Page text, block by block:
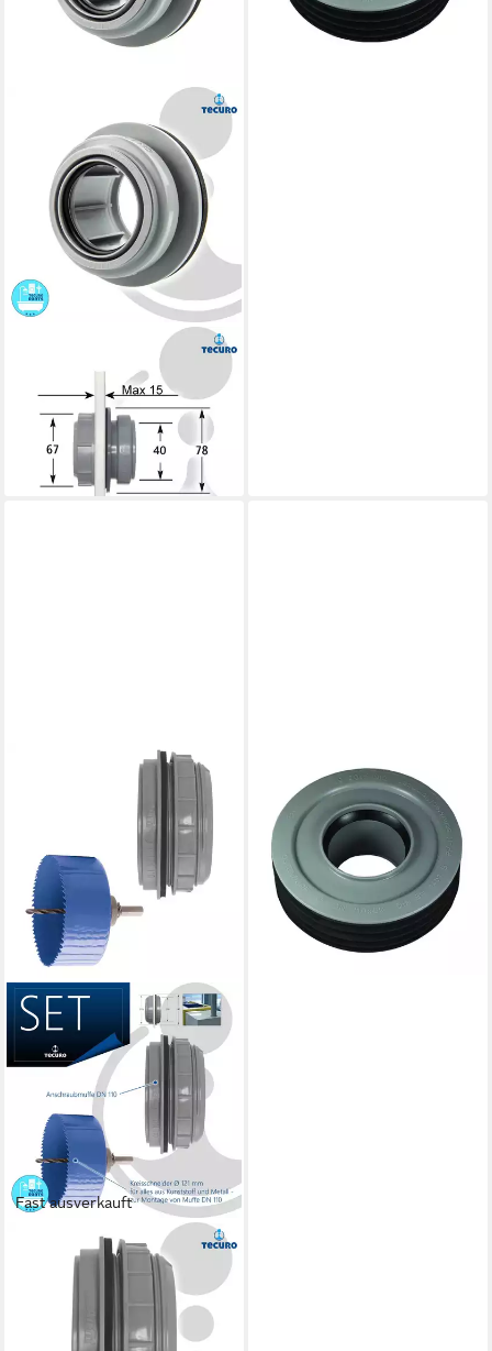
Ablaufrohr Anschraub-Muffe
DN 40 Rohraufnahme, für
Reinigungsdeckel - KS-grau
19,08 €
lieferbar - in 3-4 Werktagen bei dir
Fast ausverkauft
Ablaufrohr Anschraub-Muffe
DN 110, KS-grau, inkl.
Kreisschneider Ø 121 mm
MARLEY DEUTSCHLAND GMBH
HT-Rohr Marley HT-
Innenreduktion DN 110/50
12,94 €
lieferbar - in 3-4 Werktagen bei dir